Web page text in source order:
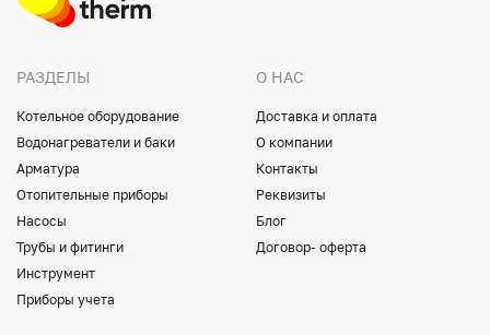
РАЗДЕЛЫ
Котельное оборудование
Водонагреватели и баки
Арматура
Отопительные приборы
Насосы
Трубы и фитинги
Инструмент
Приборы учета
О НАС
Доставка и оплата
О компании
Контакты
Реквизиты
Блог
Договор- оферта